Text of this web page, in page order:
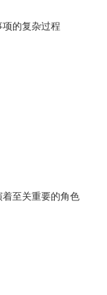
的复杂过程
至关重要的角色